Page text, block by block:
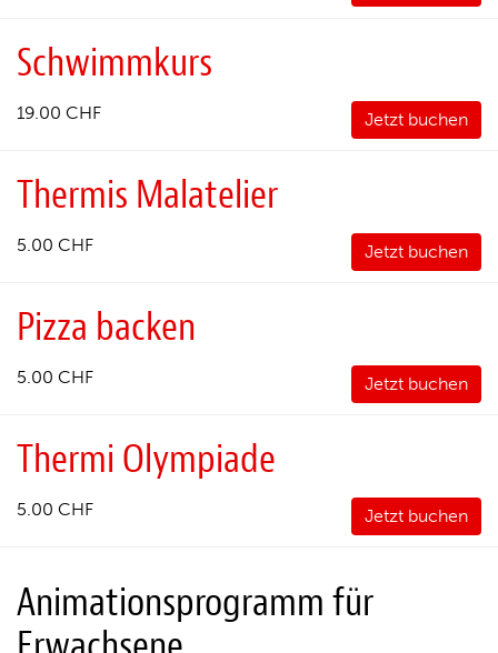
Schwimmkurs
19.00 CHF Jetzt buchen
Thermis Malatelier
5.00 CHF Jetzt buchen
Pizza backen
5.00 CHF Jetzt buchen
Thermi Olympiade
5.00 CHF Jetzt buchen
Animationsprogramm für